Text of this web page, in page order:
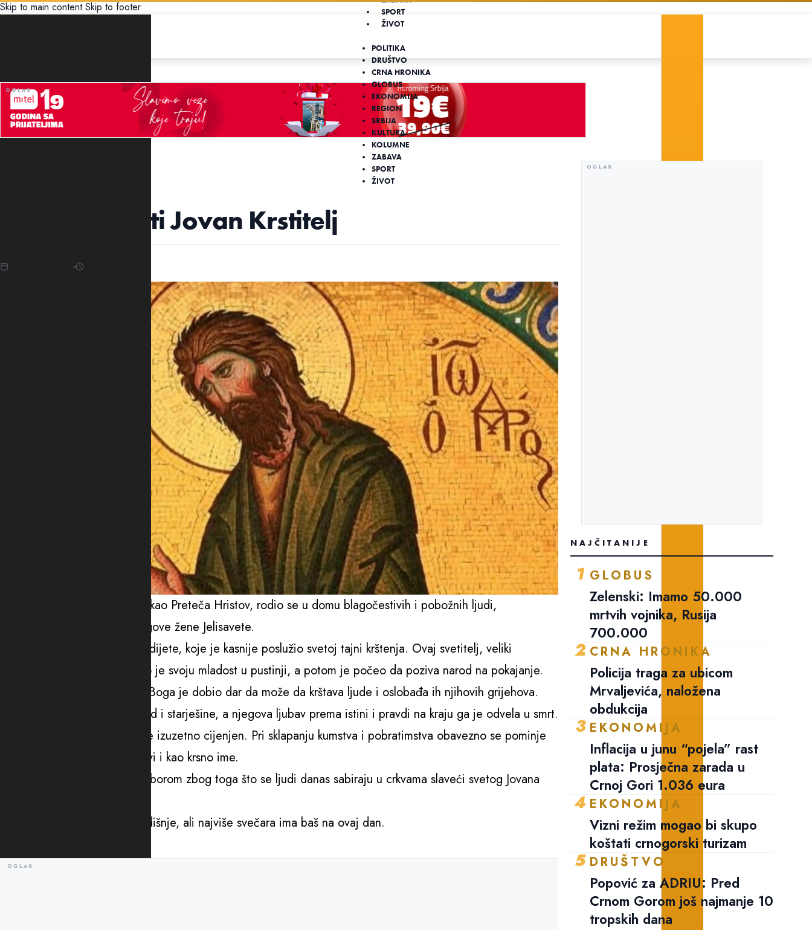
Skip to main content Skip to footer
SPORT
ŽIVOT
POLITIKA
DRUŠTVO
CRNA HRONIKA
GLOBUS
EKONOMIJA
REGION
SRBIJA
KULTURA
KOLUMNE
ZABAVA
SPORT
ŽIVOT
Danas je Sveti Jovan Krstitelj
Sveti Jovan, u narodu poznat kao Preteča Hristov, rodio se u domu blagočestivih i pobožnih ljudi,
prvosveštenika Zaharije i njegove žene Jelisavete.
Već starci, od Boga izmoliše dijete, koje je kasnije poslužio svetoj tajni krštenja. Ovaj svetitelj, veliki
propovjednik i prorok, proveo je svoju mladost u pustinji, a potom je počeo da poziva narod na pokajanje.
Izuzetne moralne čistote, od Boga je dobio dar da može da krštava ljude i oslobađa ih njihovih grijehova.
Bez straha je kritikovao i narod i starješine, a njegova ljubav prema istini i pravdi na kraju ga je odvela u smrt.
U našem narodu sveti Jovan je izuzetno cijenjen. Pri sklapanju kumstva i pobratimstva obavezno se pominje
ime ovog sveca, često se slavi i kao krsno ime.
Današnji praznik naziva se Saborom zbog toga što se ljudi danas sabiraju u crkvama slaveći svetog Jovana
Praznuje se nekoliko puta godišnje, ali najviše svečara ima baš na ovaj dan.
NAJČITANIJE
1 GLOBUS
Zelenski: Imamo 50.000
mrtvih vojnika, Rusija
700.000
2 CRNA HRONIKA
Policija traga za ubicom
Mrvaljevića, naložena
obdukcija
3 EKONOMIJA
Inflacija u junu “pojela” rast
plata: Prosječna zarada u
Crnoj Gori 1.036 eura
4 EKONOMIJA
Vizni režim mogao bi skupo
koštati crnogorski turizam
5 DRUŠTVO
Popović za ADRIU: Pred
Crnom Gorom još najmanje 10
tropskih dana